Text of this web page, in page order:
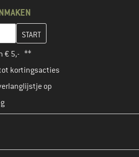
en maak in de volgende stap je
€ 5,- **
kortingsacties
op